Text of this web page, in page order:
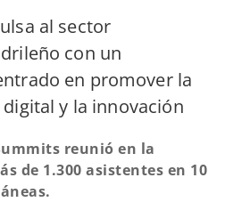
al sector
con un
en promover la
y la innovación
reunió en la
de 1.300 asistentes en 10